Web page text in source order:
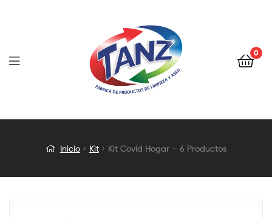
0
Covid
Inicio Kit Kit Covid Hogar – 6 Productos